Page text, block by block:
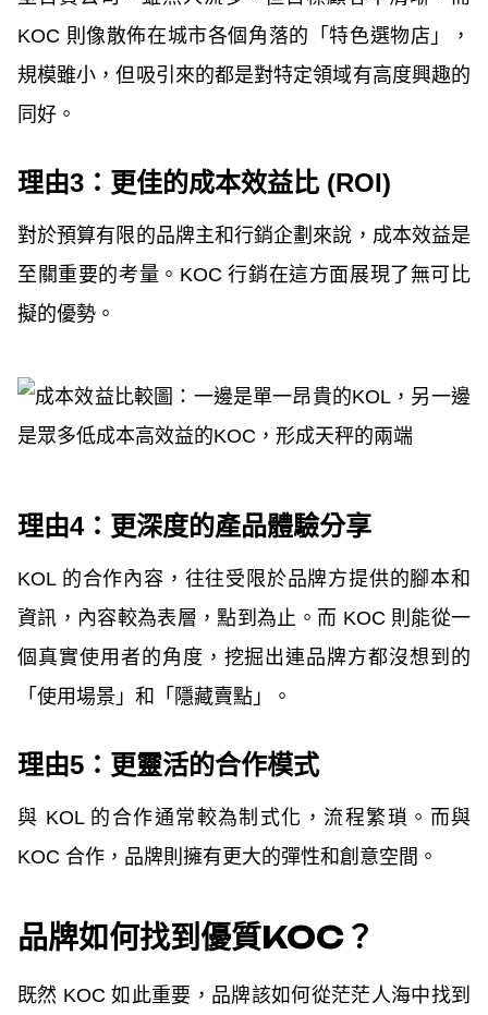
KOC 則像散佈在城市各個角落的「特色選物店」，
規模雖小，但吸引來的都是對特定領域有高度興趣的
同好。
理由3：更佳的成本效益比 (ROI)
對於預算有限的品牌主和行銷企劃來說，成本效益是
至關重要的考量。KOC 行銷在這方面展現了無可比
擬的優勢。
理由4：更深度的產品體驗分享
KOL 的合作內容，往往受限於品牌方提供的腳本和
資訊，內容較為表層，點到為止。而 KOC 則能從一
個真實使用者的角度，挖掘出連品牌方都沒想到的
「使用場景」和「隱藏賣點」。
理由5：更靈活的合作模式
與 KOL 的合作通常較為制式化，流程繁瑣。而與
KOC 合作，品牌則擁有更大的彈性和創意空間。
品牌如何找到優質KOC？
既然 KOC 如此重要，品牌該如何從茫茫人海中找到